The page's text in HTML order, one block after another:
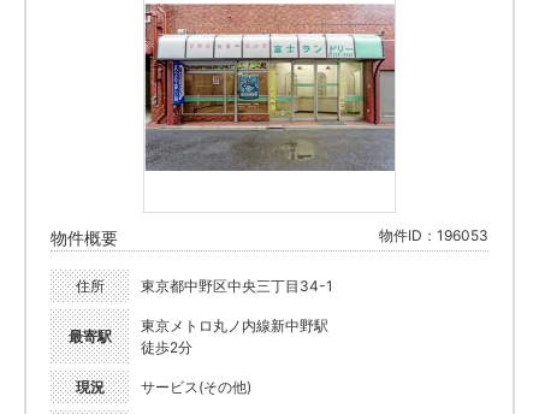
物件概要 物件ID：196053
住所 東京都中野区中央三丁目34-1
最寄駅
東京メトロ丸ノ内線新中野駅
徒歩2分
現況 サービス(その他)